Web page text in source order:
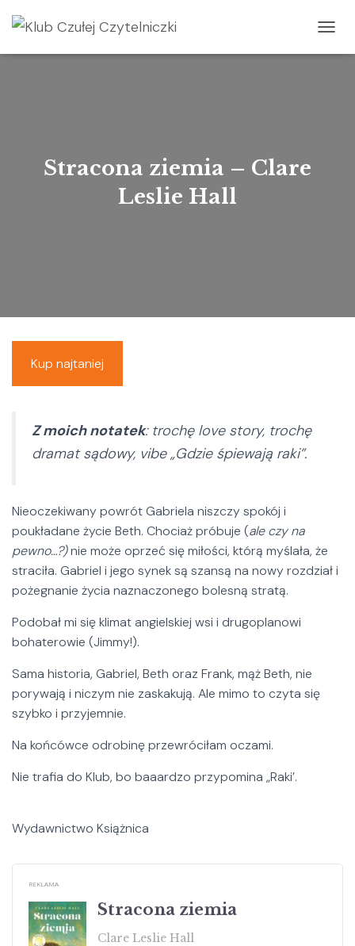
R
Stracona ziemia – Clare
Leslie Hall
Kup najtaniej
Z moich notatek: trochę love story, trochę
dramat sądowy, vibe „Gdzie śpiewają raki”.
Nieoczekiwany powrót Gabriela niszczy spokój i
poukładane życie Beth. Chociaż próbuje (ale czy na
pewno…?)nie może oprzeć się miłości, którą myślała, że
straciła. Gabriel i jego synek są szansą na nowy rozdział i
pożegnanie życia naznaczonego bolesną stratą.
Podobał mi się klimat angielskiej wsi i drugoplanowi
bohaterowie (Jimmy!).
Sama historia, Gabriel, Beth oraz Frank, mąż Beth, nie
porywają i niczym nie zaskakują. Ale mimo to czyta się
szybko i przyjemnie.
Na końcówce odrobinę przewróciłam oczami.
Nie trafia do Klub, bo baaardzo przypomina „Raki’.
Wydawnictwo Książnica
REKLAMA
Stracona ziemia
Clare Leslie Hall